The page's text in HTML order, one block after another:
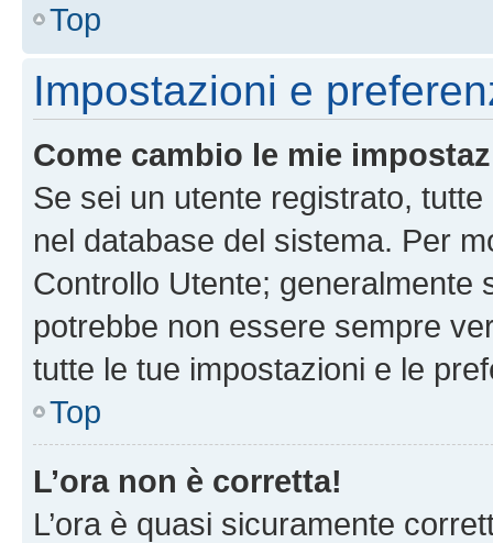
Top
Impostazioni e
Come cambio le mie
Se sei un utente registrato,
nel database del sistema. Per
Controllo Utente; generalmente
potrebbe non essere sempre
tutte le tue impostazioni e le
Top
L’ora non è corretta!
L’ora è quasi sicuramente